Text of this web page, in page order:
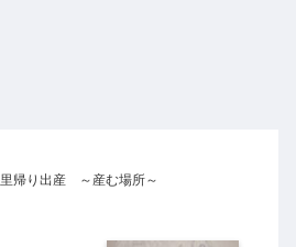
里帰り出産 ～産む場所～